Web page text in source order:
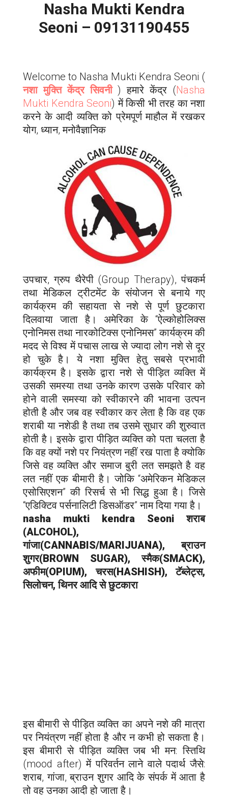
Nasha Mukti Kendra
Seoni – 09131190455
Welcome to Nasha Mukti Kendra Seoni (
नशा मुक्ति केंद्र सिवनी) हमारे केंद्र (Nasha
Mukti Kendra Seoni) में किसी भी तरह का नशा
करने के आदी व्यक्ति को प्रेमपूर्ण माहौल में रखकर
योग, ध्यान, मनोवैज्ञानिक
उपचार, ग्रुप थैरेपी (Group Therapy), पंचकर्म
तथा मेडिकल ट्रीटमेंट के संयोजन से बनाये गए
कार्यक्रम की सहायता से नशे से पूर्ण छुटकारा
दिलवाया जाता है। अमेरिका के “ऐल्कोहोलिक्स
एनोनिमस तथा नारकोटिक्स एनोनिमस” कार्यक्रम की
मदद से विश्व में पचास लाख से ज्यादा लोग नशे से दूर
हो चुके है। ये नशा मुक्ति हेतु सबसे प्रभावी
कार्यक्रम है। इसके द्वारा नशे से पीड़ित व्यक्ति में
उसकी समस्या तथा उनके कारण उसके परिवार को
होने वाली समस्या को स्वीकारने की भावना उत्पन
होती है और जब वह स्वीकार कर लेता है कि वह एक
शराबी या नशेडी है तथा तब उसमे सुधार की शुरुवात
होती है। इसके द्वारा पीड़ित व्यक्ति को पता चलता है
कि वह क्यों नशे पर नियंत्रण नहीं रख पाता है क्योकि
जिसे वह व्यक्ति और समाज बुरी लत समझते है वह
लत नहीं एक बीमारी है। जोकि “अमेरिकन मेडिकल
एसोसिएशन” की रिसर्च से भी सिद्ध हुआ है। जिसे
“एडिक्टिव पर्सनालिटी डिसऑडर” नाम दिया गया है।
nasha mukti kendra Seoni शराब
(ALCOHOL),
गांजा(CANNABIS/MARIJUANA), ब्राउन
शुगर(BROWN SUGAR), स्मैक(SMACK),
अफीम(OPIUM), चरस(HASHISH), टॅब्लेट्स,
सिलोचन, थिनर आदि से छुटकारा
इस बीमारी से पीड़ित व्यक्ति का अपने नशे की मात्रा
पर नियंत्रण नहीं होता है और न कभी हो सकता है।
इस बीमारी से पीड़ित व्यक्ति जब भी मन: स्तिथि
(mood after) में परिवर्तन लाने वाले पदार्थ जैसे:
शराब, गांजा, ब्राउन शुगर आदि के संपर्क में आता है
तो वह उनका आदी हो जाता है।